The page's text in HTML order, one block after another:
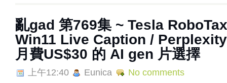
亂‌‌‌gad‌‌‌ ‌‌‌‌‌第‌‌‌769集 ~ Tesla
Win11 Live Caption /
月費US$30 的 AI gen 片選擇
上午12:40 Eunica No comments